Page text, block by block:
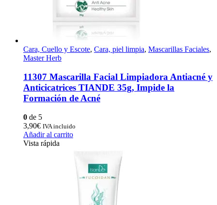
Cara, Cuello y Escote, Cara, piel limpia, Mascarillas Faciales,
Master Herb
11307 Mascarilla Facial Limpiadora Antiacné y
Anticicatrices TIANDE 35g, Impide la
Formación de Acné
0 de 5
3,90€ IVA incluido
Añadir al carrito
Vista rápida